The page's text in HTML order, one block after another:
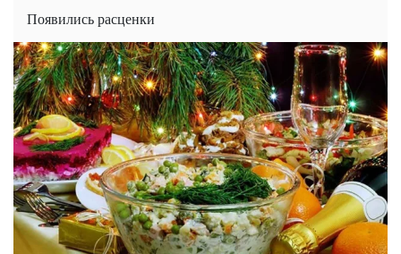
Появились расценки